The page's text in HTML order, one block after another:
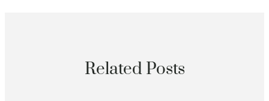
Related Posts